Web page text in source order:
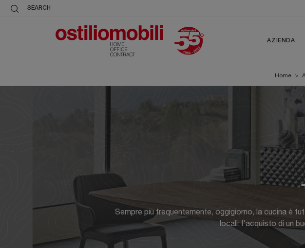
SEARCH
AZIENDA
Home >
Sempre più frequentemente, oggigiorno, la cucina è
locali: l'acquisto di un